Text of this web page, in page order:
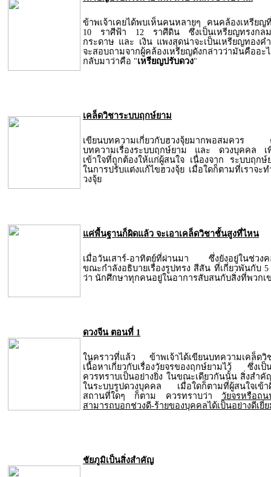
ข้าพเจ้าเคยได้พบเห็นคนหลายๆ คนคล้องเหรียญ
10 ราศีฟ้า 12 ราศีดิน ซึ่งเป็นเหรียญทรงกลม
กระดาษ และ เงิน แพงสุดน่าจะเป็นเหรียญทองค
จะสอบถามจากผู้คล้องเหรียญดังกล่าวว่ามันคือ
กลับมาว่าคือ "เหรียญปรับดวง"
เคล็ดวิชาระบบฤกษ์ยาม
เขียนบทความเกี่ยวกับฮวงจุ้ยมากพอสมควร ค
บทความเรื่องระบบฤกษ์ยาม และ ดวงบุคคล เ
เข้าใจที่ถูกต้องให้แก่ผู้สนใจ เนื่องจาก ระบบฤก
ในการปรับแต่งแก้ไขฮวงจุ้ย เมื่อใดก็ตามที่เราจะ
วงจุ้ย
แค่พื้นฐานก็ผิดแล้ว จะเอาเคล็ดวิชาชั้นสูงที่ไหน
เมื่อวันเสาร์-อาทิตย์ที่ผ่านมา ซึ่งยังอยู่ในช่วงค
ขณะกำลังอธิบายเรื่องรูปทรง สีสัน ที่เกี่ยวพันกับ
ว่า นักศึกษาทุกคนอยู่ในอาการสับสนกับสิ่งที่พวกเ
ดวงจีน ตอนที่ 1
ในคราวที่แล้ว ข้าพเจ้าได้เขียนบทความเคล็ดวิ
เนื้อหาเกี่ยวกับเรื่องวัยจรของฤกษ์ยามไว้ ซึ่งเป็
ควรทราบเป็นอย่างยิ่ง ในขณะเดียวกันนั้น สิ่งสำคั
ในระบบรูปดวงบุคคล เมื่อใดก็ตามที่ผู้สนใจเข้า
สถานที่ใดๆ ก็ตาม ควรทราบว่า วัยจรหรือถ
สามารถบอกช่วงดี-ร้ายของบุคคลได้เป็นอย่างดีเยี่
ชัยภูมิเป็นสิ่งสำคัญ